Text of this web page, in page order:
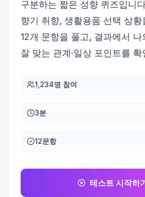
구분하는 짧은 성향 퀴즈입니
향기 취향, 생활용품 선택 상황
12개 문항을 풀고, 결과에서
잘 맞는 관계·일상 포인트를 확
1,234명 참여
3분
12문항
테스트 시작하